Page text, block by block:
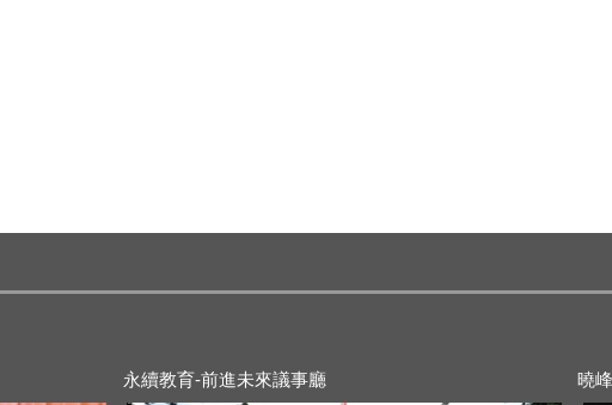
永續教育-前進未來議事廳
曉